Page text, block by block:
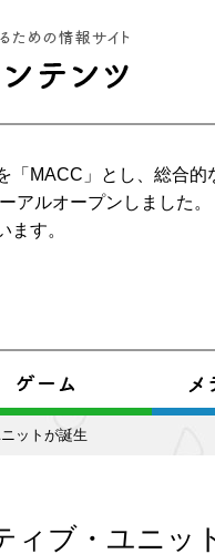
MACC」とし、総合
アルオープンしました。
す。
ットが誕生
ィブ・ユニッ